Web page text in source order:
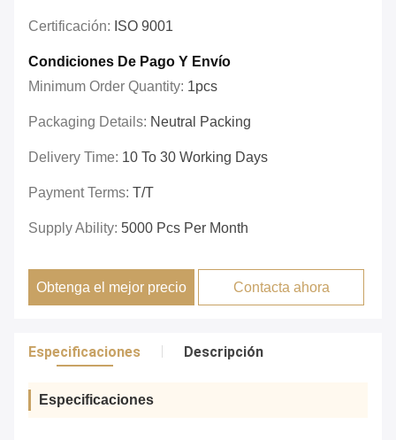
Certificación: ISO 9001
Condiciones De Pago Y Envío
Minimum Order Quantity: 1pcs
Packaging Details: Neutral Packing
Delivery Time: 10 To 30 Working Days
Payment Terms: T/T
Supply Ability: 5000 Pcs Per Month
Obtenga el mejor precio Contacta ahora
Especificaciones Descripción
Especificaciones